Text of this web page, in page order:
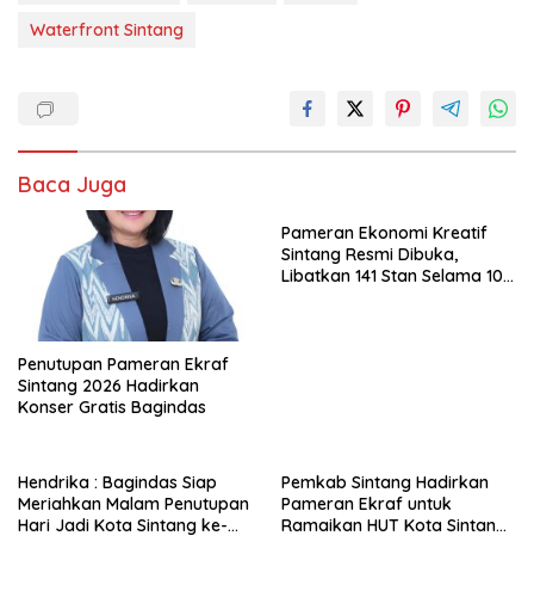
Waterfront Sintang
Baca Juga
Penutupan Pameran Ekraf
Sintang 2026 Hadirkan
Konser Gratis Bagindas
Pameran Ekonomi Kreatif
Sintang Resmi Dibuka,
Libatkan 141 Stan Selama 10
Hendrika : Bagindas Siap
Meriahkan Malam Penutupan
Hari Jadi Kota Sintang ke-
Pemkab Sintang Hadirkan
Pameran Ekraf untuk
Ramaikan HUT Kota Sintang